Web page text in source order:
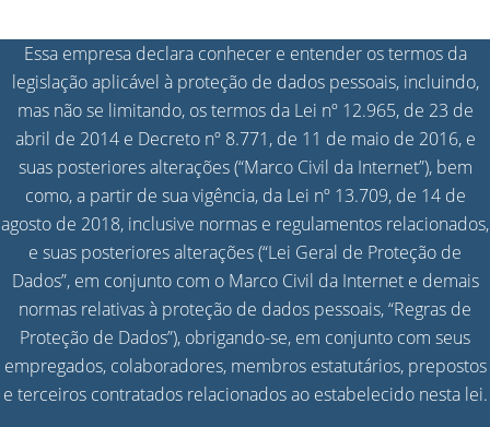
Essa empresa declara conhecer e entender os termos da
legislação aplicável à proteção de dados pessoais, incluindo,
mas não se limitando, os termos da Lei nº 12.965, de 23 de
abril de 2014 e Decreto nº 8.771, de 11 de maio de 2016, e
suas posteriores alterações (“Marco Civil da Internet”), bem
como, a partir de sua vigência, da Lei nº 13.709, de 14 de
agosto de 2018, inclusive normas e regulamentos relacionados,
e suas posteriores alterações (“Lei Geral de Proteção de
Dados”, em conjunto com o Marco Civil da Internet e demais
normas relativas à proteção de dados pessoais, “Regras de
Proteção de Dados”), obrigando-se, em conjunto com seus
empregados, colaboradores, membros estatutários, prepostos
e terceiros contratados relacionados ao estabelecido nesta lei.